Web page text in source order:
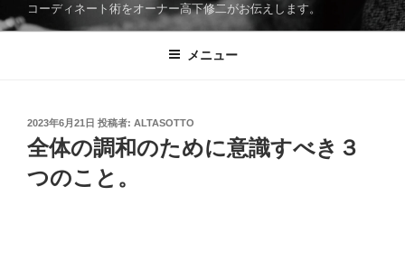
コーディネート術をオーナー高下修二がお伝えします。
メニュー
投
稿
日:
2023年6月21日 投稿者: ALTASOTTO
全体の調和のために意識すべき３
つのこと。